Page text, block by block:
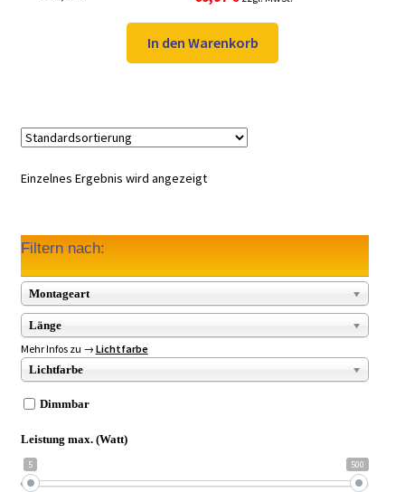
Preis
war:
129,98 €
Preis
ist:
69,97 €.
In den Warenkorb
Einzelnes Ergebnis wird angezeigt
Filtern nach:
Montageart
Länge
Mehr Infos zu → Lichtfarbe
Lichtfarbe
Dimmbar
Leistung max. (Watt)
5 500